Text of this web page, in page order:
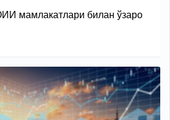
мамлакатлари билан ўзаро